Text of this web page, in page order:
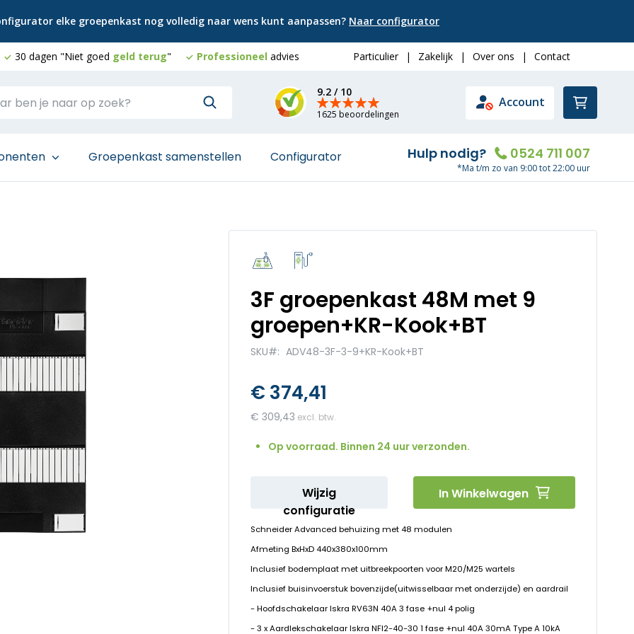
elke groepenkast nog volledig naar wens kunt aanpassen? Naar configurator
30 dagen "Niet goed geld terug" Professioneel advies Particulier | Zakelijk | Over ons | Contact
Account
9.2 / 10
1625 beoordelingen
Groepenkast samenstellen Configurator Hulp nodig? 0524 711 007
*Ma t/m zo van 9:00 tot 22:00 uur
3F groepenkast 48M met 9
groepen+KR-Kook+BT
SKU ADV48-3F-3-9+KR-Kook+BT
€ 374,41
€ 309,43
Op voorraad. Binnen 24 uur verzonden.
Wijzig
configuratie
In Winkelwagen
Schneider Advanced behuizing met 48 modulen
Afmeting BxHxD 440x380x100mm
Inclusief bodemplaat met uitbreekpoorten voor M20/M25 wartels
Inclusief buisinvoerstuk bovenzijde(uitwisselbaar met onderzijde) en aardrail
- Hoofdschakelaar Iskra RV63N 40A 3 fase +nul 4 polig
- 3 x Aardlekschakelaar Iskra NFI2-40-30 1 fase +nul 40A 30mA Type A 10kA